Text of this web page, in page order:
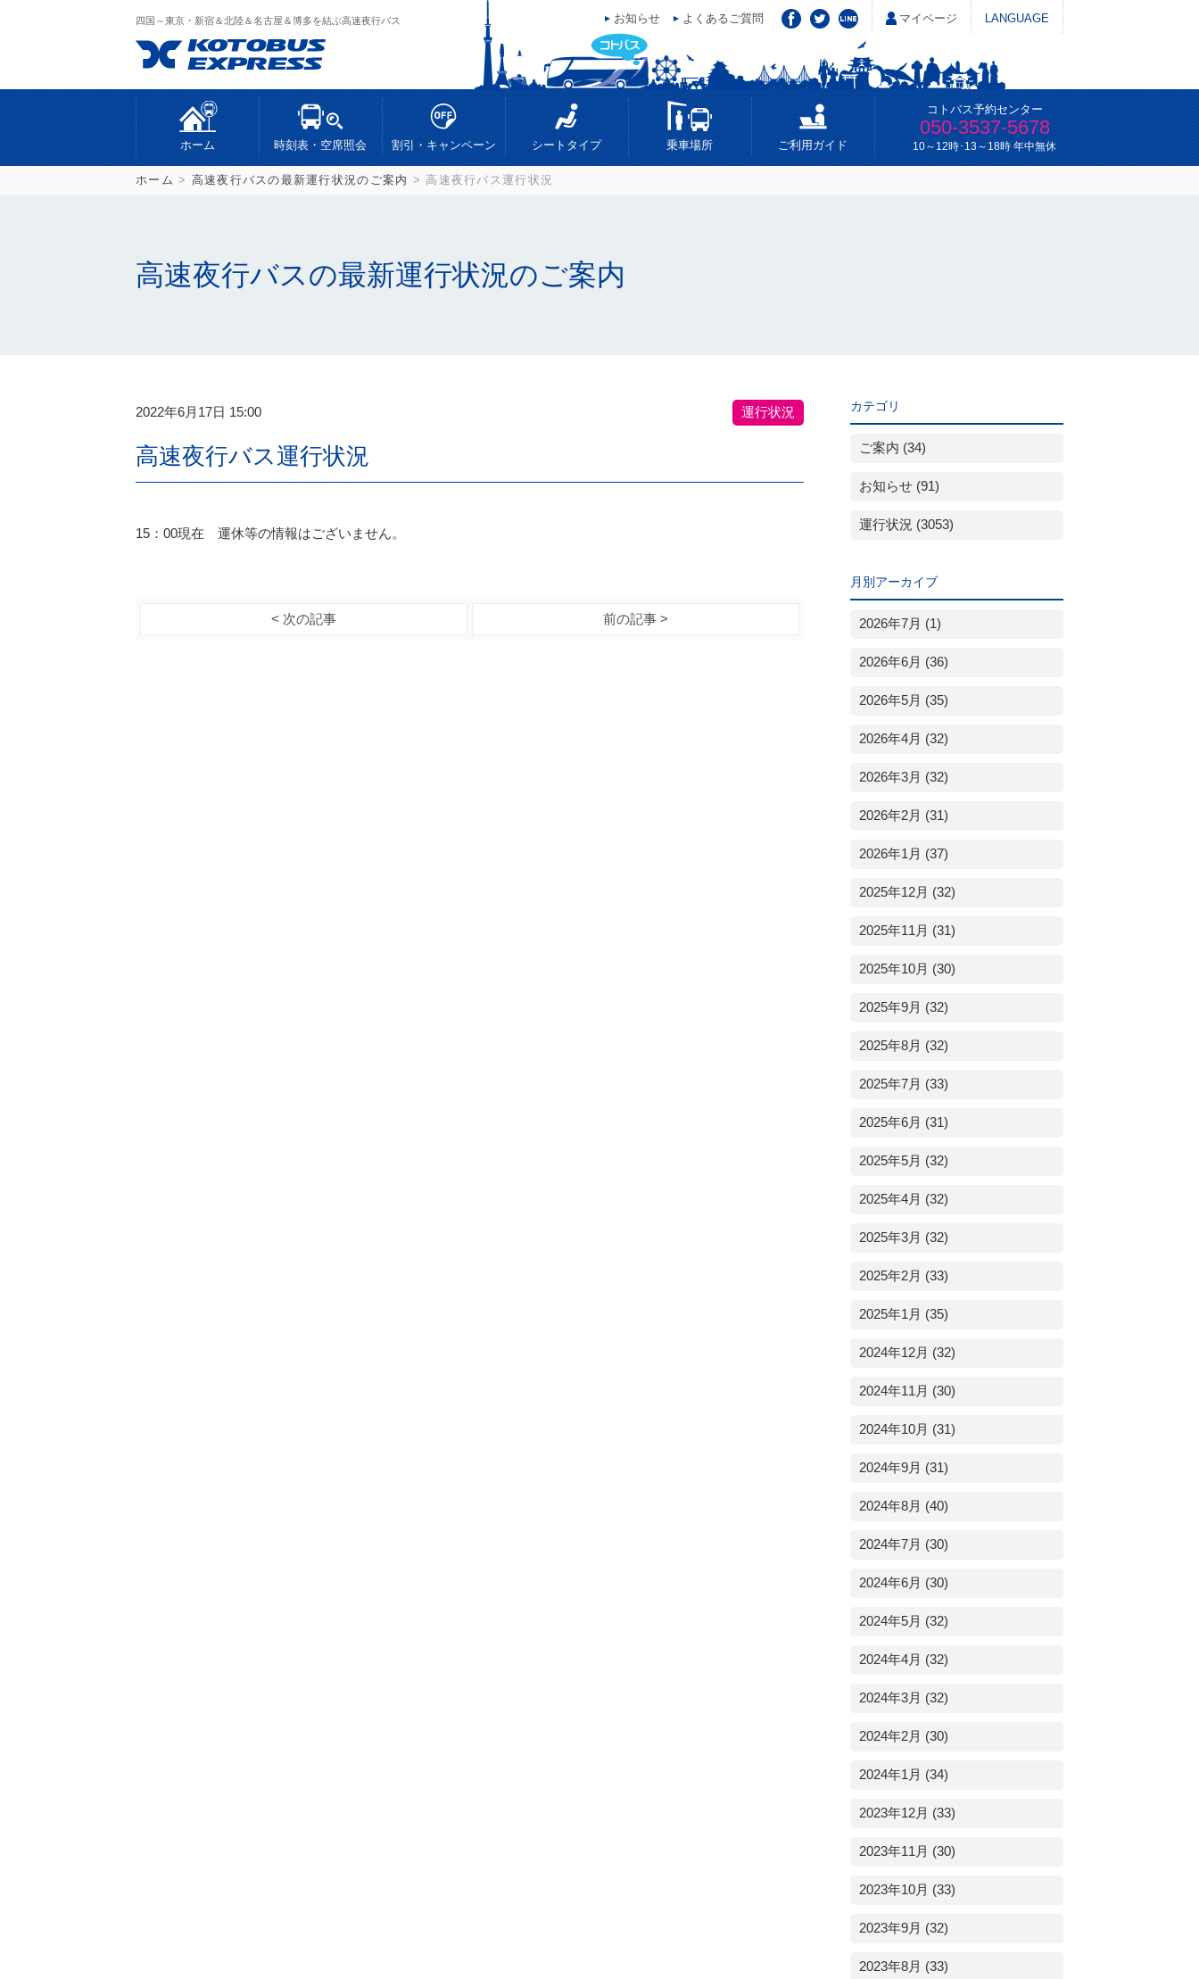
四国～東京・新宿＆北陸＆名古屋＆博多を結ぶ高速夜行バス LANGUAGE
マイページ
ホーム 時刻表・空席照会 割引・キャンペーン シートタイプ 乗車場所 ご利用ガイド
コトバス予約センター
050-3537-5678
10～12時･13～18時 年中無休
お知らせ よくあるご質問
ホーム > 高速夜行バスの最新運行状況のご案内 > 高速夜行バス運行状況
高速夜行バスの最新運行状況のご案内
2022年6月17日 15:00 運行状況
高速夜行バス運行状況
15：00現在 運休等の情報はございません。
前の記事 >
< 次の記事
カテゴリ
ご案内 (34)
お知らせ (91)
運行状況 (3053)
月別アーカイブ
2026年7月 (1)
2026年6月 (36)
2026年5月 (35)
2026年4月 (32)
2026年3月 (32)
2026年2月 (31)
2026年1月 (37)
2025年12月 (32)
2025年11月 (31)
2025年10月 (30)
2025年9月 (32)
2025年8月 (32)
2025年7月 (33)
2025年6月 (31)
2025年5月 (32)
2025年4月 (32)
2025年3月 (32)
2025年2月 (33)
2025年1月 (35)
2024年12月 (32)
2024年11月 (30)
2024年10月 (31)
2024年9月 (31)
2024年8月 (40)
2024年7月 (30)
2024年6月 (30)
2024年5月 (32)
2024年4月 (32)
2024年3月 (32)
2024年2月 (30)
2024年1月 (34)
2023年12月 (33)
2023年11月 (30)
2023年10月 (33)
2023年9月 (32)
2023年8月 (33)